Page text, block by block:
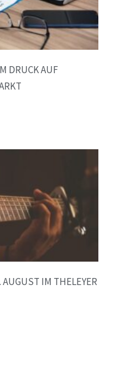
DRUCK AUF
AUGUST IM THELEYER